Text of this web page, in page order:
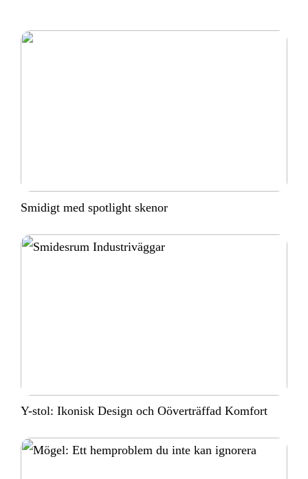
Smidigt med spotlight skenor
Y-stol: Ikonisk Design och Oöverträffad Komfort